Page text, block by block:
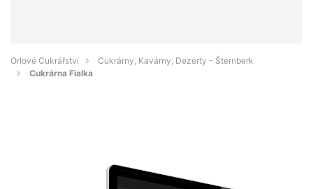
Orlové Cukrářství
Cukrárny, Kavárny, Dezerty - Šternberk
Cukrárna Fialka